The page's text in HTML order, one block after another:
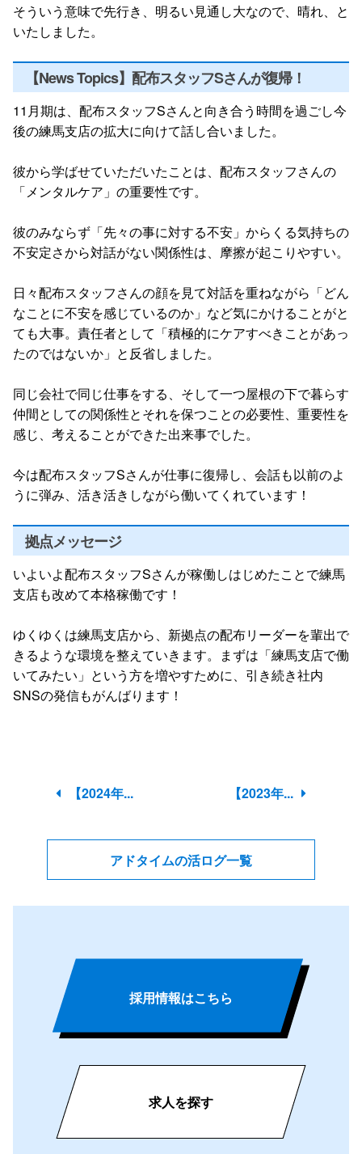
そういう意味で先行き、明るい見通し大なので、晴れ、と
いたしました。
【News Topics】配布スタッフSさんが復帰！
11月期は、配布スタッフSさんと向き合う時間を過ごし今
後の練馬支店の拡大に向けて話し合いました。
彼から学ばせていただいたことは、配布スタッフさんの
「メンタルケア」の重要性です。
彼のみならず「先々の事に対する不安」からくる気持ちの
不安定さから対話がない関係性は、摩擦が起こりやすい。
日々配布スタッフさんの顔を見て対話を重ねながら「どん
なことに不安を感じているのか」など気にかけることがと
ても大事。責任者として「積極的にケアすべきことがあっ
たのではないか」と反省しました。
同じ会社で同じ仕事をする、そして一つ屋根の下で暮らす
仲間としての関係性とそれを保つことの必要性、重要性を
感じ、考えることができた出来事でした。
今は配布スタッフSさんが仕事に復帰し、会話も以前のよ
うに弾み、活き活きしながら働いてくれています！
拠点メッセージ
いよいよ配布スタッフSさんが稼働しはじめたことで練馬
支店も改めて本格稼働です！
ゆくゆくは練馬支店から、新拠点の配布リーダーを輩出で
きるような環境を整えていきます。まずは「練馬支店で働
いてみたい」という方を増やすために、引き続き社内
SNSの発信もがんばります！
【2024年...
アドタイムの活ログ一覧
【2023年...
採用情報はこちら
求人を探す